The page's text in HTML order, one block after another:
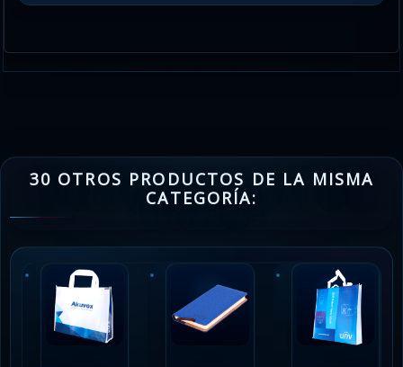
30 OTROS PRODUCTOS DE LA MISMA
CATEGORÍA: